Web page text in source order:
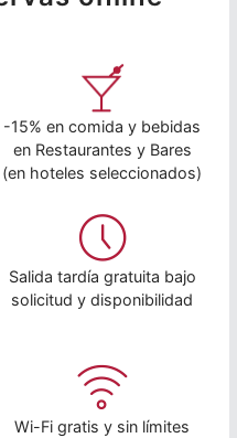
-15% en comida y bebidas
en Restaurantes y Bares
(en hoteles seleccionados)
Salida tardía gratuita bajo
solicitud y disponibilidad
Wi-Fi gratis y sin límites